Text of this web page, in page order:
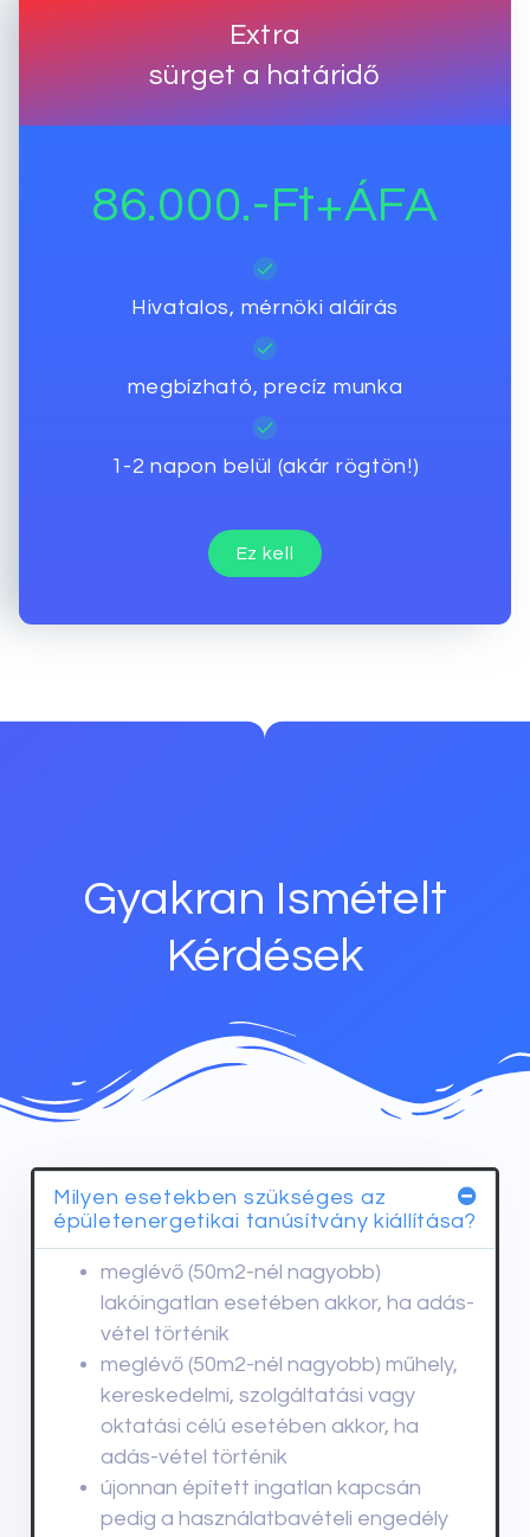
Extra
sürget a határidő
86.000.-Ft+ÁFA
Hivatalos, mérnöki aláírás
megbízható, precíz munka
1-2 napon belül (akár rögtön!)
Ez kell
Gyakran Ismételt
Kérdések
Milyen esetekben szükséges az
épületenergetikai tanúsítvány kiállítása?
meglévő (50m2-nél nagyobb)
lakóingatlan esetében akkor, ha adás-
vétel történik
meglévő (50m2-nél nagyobb) műhely,
kereskedelmi, szolgáltatási vagy
oktatási célú esetében akkor, ha
adás-vétel történik
újonnan épített ingatlan kapcsán
pedig a használatbavételi engedély